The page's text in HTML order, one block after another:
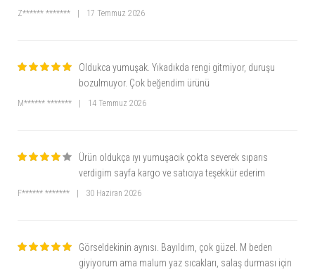
Z****** ******* 17 Temmuz 2026
Oldukca yumuşak. Yıkadıkda rengi gitmiyor, duruşu
bozulmuyor. Çok beğendim ürünü
M****** ******* 14 Temmuz 2026
Ürün oldukça ıyı yumuşacık çokta severek sıparıs
verdigim sayfa kargo ve satıcıya teşekkür ederim
F****** ******* 30 Haziran 2026
Görseldekinin aynısı. Bayıldım, çok güzel. M beden
giyiyorum ama malum yaz sıcakları, salaş durması için